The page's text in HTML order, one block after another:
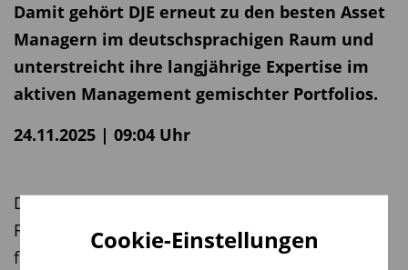
Cookie-Einstellungen
Damit gehört DJE erneut zu den besten Asset
Managern im deutschsprachigen Raum und
unterstreicht ihre langjährige Expertise im
aktiven Management gemischter Portfolios.
24.11.2025 | 09:04 Uhr
Die Verleihung fand am 20. November im
Fotografiska Museum in Berlin statt – eine
festliche Veranstaltung, bei der sich die